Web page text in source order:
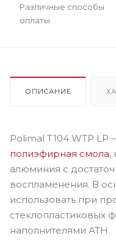
Различные способы
оплаты
ОПИСАНИЕ
Polimal T104 WTP
полиэфирная смола,
алюминия с
воспламенения. В
использовать при
стеклопластиковых
наполнителями АТН.